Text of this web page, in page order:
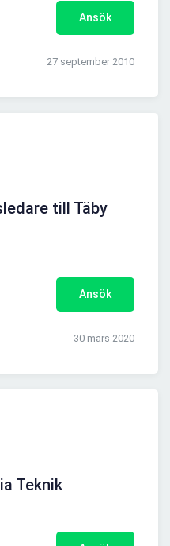
Ansök
27 september 2010
till Täby
Ansök
30 mars 2020
Teknik